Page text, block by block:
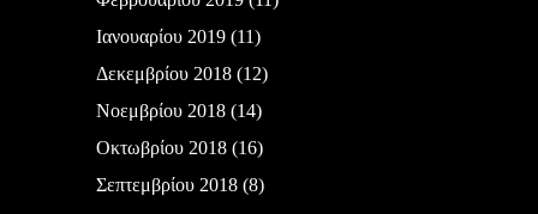
Ιανουαρίου 2019(11)
Δεκεμβρίου 2018(12)
Νοεμβρίου 2018(14)
Οκτωβρίου 2018(16)
Σεπτεμβρίου 2018(8)